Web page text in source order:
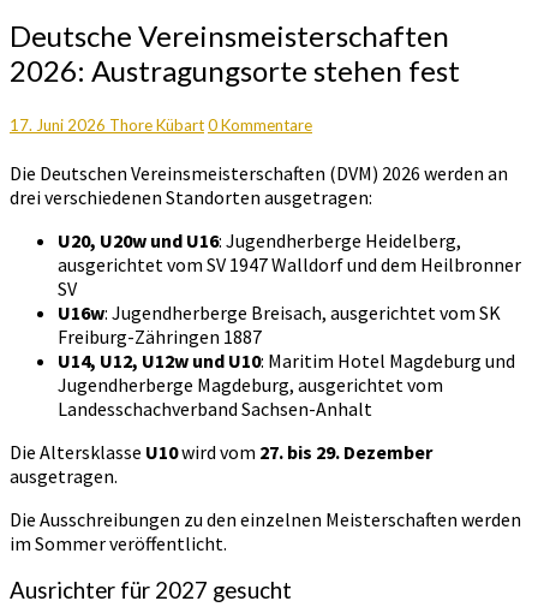
Deutsche
Vereinsmeisterschaften
2026:
stehen
Deutsche Vereinsmeisterschaften
2026: Austragungsorte stehen fest
17. Juni 2026 Thore KübartKommentare
0 Kommentare
Die Deutschen Vereinsmeisterschaften (DVM) 2026 werden an
drei verschiedenen Standorten ausgetragen:
U20, U20w und U16: Jugendherberge Heidelberg,
ausgerichtet vom SV 1947 Walldorf und dem Heilbronner
SV
U16w: Jugendherberge Breisach, ausgerichtet vom SK
Freiburg-Zähringen 1887
U14, U12, U12w und U10: Maritim Hotel Magdeburg und
Jugendherberge Magdeburg, ausgerichtet vom
Landesschachverband Sachsen-Anhalt
Die Altersklasse U10wird vom 27. bis 29. Dezember
ausgetragen.
Die Ausschreibungen zu den einzelnen Meisterschaften werden
im Sommer veröffentlicht.
Ausrichter für 2027 gesucht